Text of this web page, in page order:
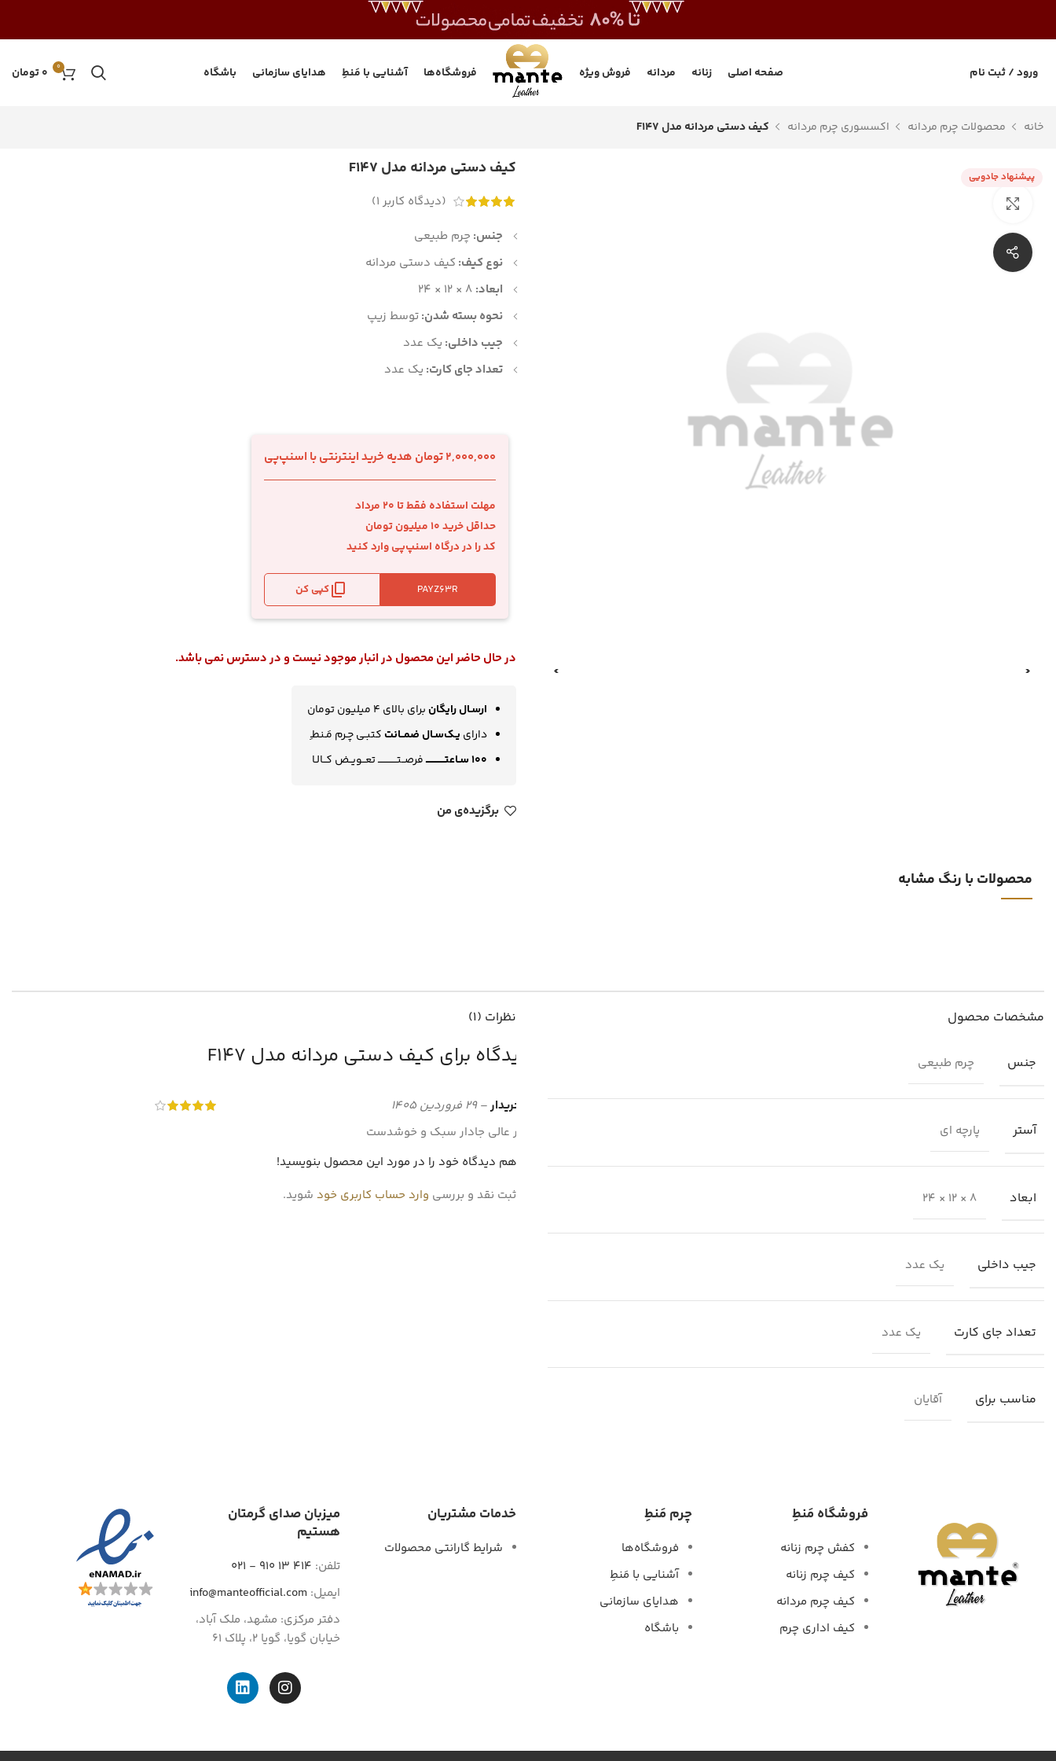
ورود / ثبت نام صفحه اصلی زنانه مردانه فروش ویژه فروشگاه‌ها آشنایی با مَنطِ هدایای سازمانی باشگاه 0
0تومان
خانه محصولات چرم مردانه اکسسوری چرم مردانه کیف دستی مردانه مدل F147
پیشنهاد جادویی کیف دستی مردانه مدل F147
(دیدگاه کاربر 1
)
جنس: چرم طبیعی
نوع کیف: کیف دستی مردانه
ابعاد:
نحوه بسته شدن:توسط زیپ
جیب داخلی: یک عدد
تعداد جای کارت: یک عدد
2,000,000 تومان هدیه خرید اینترنتی با اسنپ‌پی
مهلت استفاده فقط تا 20 مرداد
حداقل خرید 10 میلیون تومان
کد را در درگاه اسنپ‌پی وارد کنید
کپی کن
در حال حاضر این محصول در انبار موجود نیست و در دسترس نمی باشد.
ارسـال رایگان برای بالای 4 میلیون تومان
دارای یـک‌سـال ضمــانت کتبـی چـرم مَـنطـِ
100 سـاعتــــــــــــ
فرصــتــــــــــــ تعــویــض کــالـا
برگزیده‌ی من
محصولات با رنگ مشابه
مشخصات محصول
جنس چرم طبیعی
آستر پارچه ای
ابعاد 8 × 12 × 24
جیب داخلی یک عدد
تعداد جای کارت یک عدد
مناسب برای آقایان
نظرات (1)
کیف دستی مردانه مدل F147
نظر خریدار– 29 فروردین 1405
بسیار عالی جادار سبک و خوشدست
شما هم دیدگاه خود را در مورد این محصول بنویسید!
برای ثبت نقد و بررسی وارد حساب کاربری خود شوید.
فروشگاه مَنطِ
کفش چرم زنانه
کیف چرم زنانه
کیف چرم مردانه
کیف اداری چرم
چرم مَنطِ
فروشگاه‌ها
آشنایی با مَنطِ
هدایای سازمانی
باشگاه
خدمات مشتریان
شرایط گارانتی محصولات
میزبان صدای گرمتان
هستیم
تلفن: 414 13 910 - 021
ایمیل: info@manteofficial.com
دفتر مرکزی: مشهد، ملک آباد،
خیابان گویا، گویا 2، پلاک 61